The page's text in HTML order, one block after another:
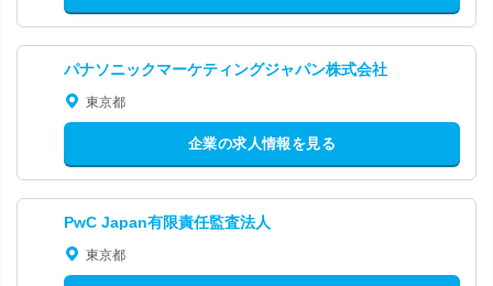
パナソニックマーケティングジャパン株式会社
東京都
企業の求人情報を見る
PwC Japan有限責任監査法人
東京都